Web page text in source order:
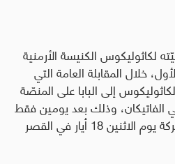
لكاثوليكوس الكنيسة الأرمنية
خلال المقابلة العامة التي
إلى البابا على المنصّة
وذلك بعد يومين فقط
من لقائهما وصلاتهما المشتركة يوم الاثنين 18 أيار في القصر